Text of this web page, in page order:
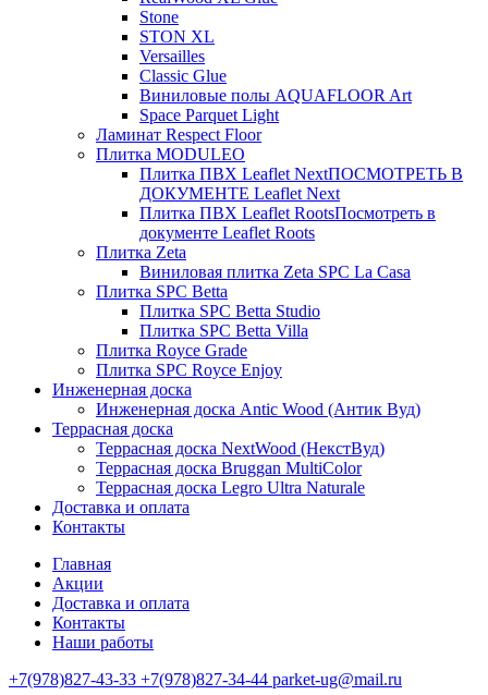
Stone
STON XL
Versailles
Classic Glue
Виниловые полы AQUAFLOOR Art
Space Parquet Light
Ламинат Respect Floor
Плитка MODULEO
Плитка ПВХ Leaflet NextПОСМОТРЕТЬ В
ДОКУМЕНТЕ Leaflet Next
Плитка ПВХ Leaflet RootsПосмотреть в
документе Leaflet Roots
Плитка Zeta
Виниловая плитка Zeta SPC La Casa
Плитка SPC Betta
Плитка SPC Betta Studio
Плитка SPC Betta Villa
Плитка Royce Grade
Плитка SPC Royce Enjoy
Инженерная доска
Инженерная доска Antic Wood (Антик Вуд)
Террасная доска
Террасная доска NextWood (НекстВуд)
Террасная доска Bruggan MultiColor
Террасная доска Legro Ultra Naturale
Доставка и оплата
Контакты
Главная
Акции
Доставка и оплата
Контакты
Наши работы
+7(978)827-43-33 +7(978)827-34-44 parket-ug@mail.ru